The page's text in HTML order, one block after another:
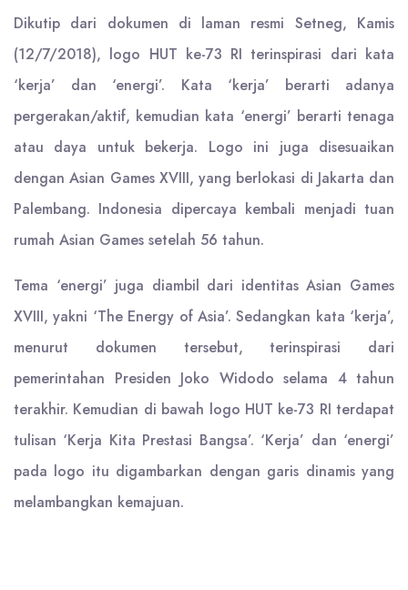
Dikutip dari dokumen di laman resmi Setneg, Kamis
(12/7/2018), logo HUT ke-73 RI terinspirasi dari kata
‘kerja’ dan ‘energi’. Kata ‘kerja’ berarti adanya
pergerakan/aktif, kemudian kata ‘energi’ berarti tenaga
atau daya untuk bekerja. Logo ini juga disesuaikan
dengan Asian Games XVIII, yang berlokasi di Jakarta dan
Palembang. Indonesia dipercaya kembali menjadi tuan
rumah Asian Games setelah 56 tahun.
Tema ‘energi’ juga diambil dari identitas Asian Games
XVIII, yakni ‘The Energy of Asia’. Sedangkan kata ‘kerja’,
menurut dokumen tersebut, terinspirasi dari
pemerintahan Presiden Joko Widodo selama 4 tahun
terakhir. Kemudian di bawah logo HUT ke-73 RI terdapat
tulisan ‘Kerja Kita Prestasi Bangsa’. ‘Kerja’ dan ‘energi’
pada logo itu digambarkan dengan garis dinamis yang
melambangkan kemajuan.